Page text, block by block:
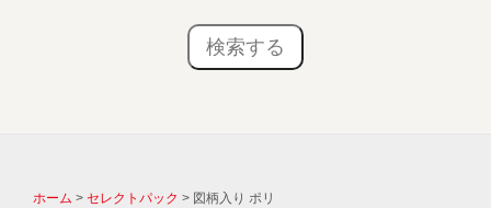
ホーム > セレクトパック > 図柄入り ポリ